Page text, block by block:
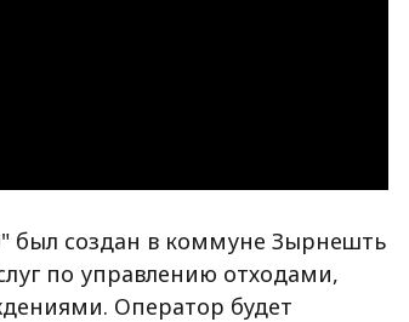
был создан в коммуне Зырнешть
по управлению отходами,
Оператор будет